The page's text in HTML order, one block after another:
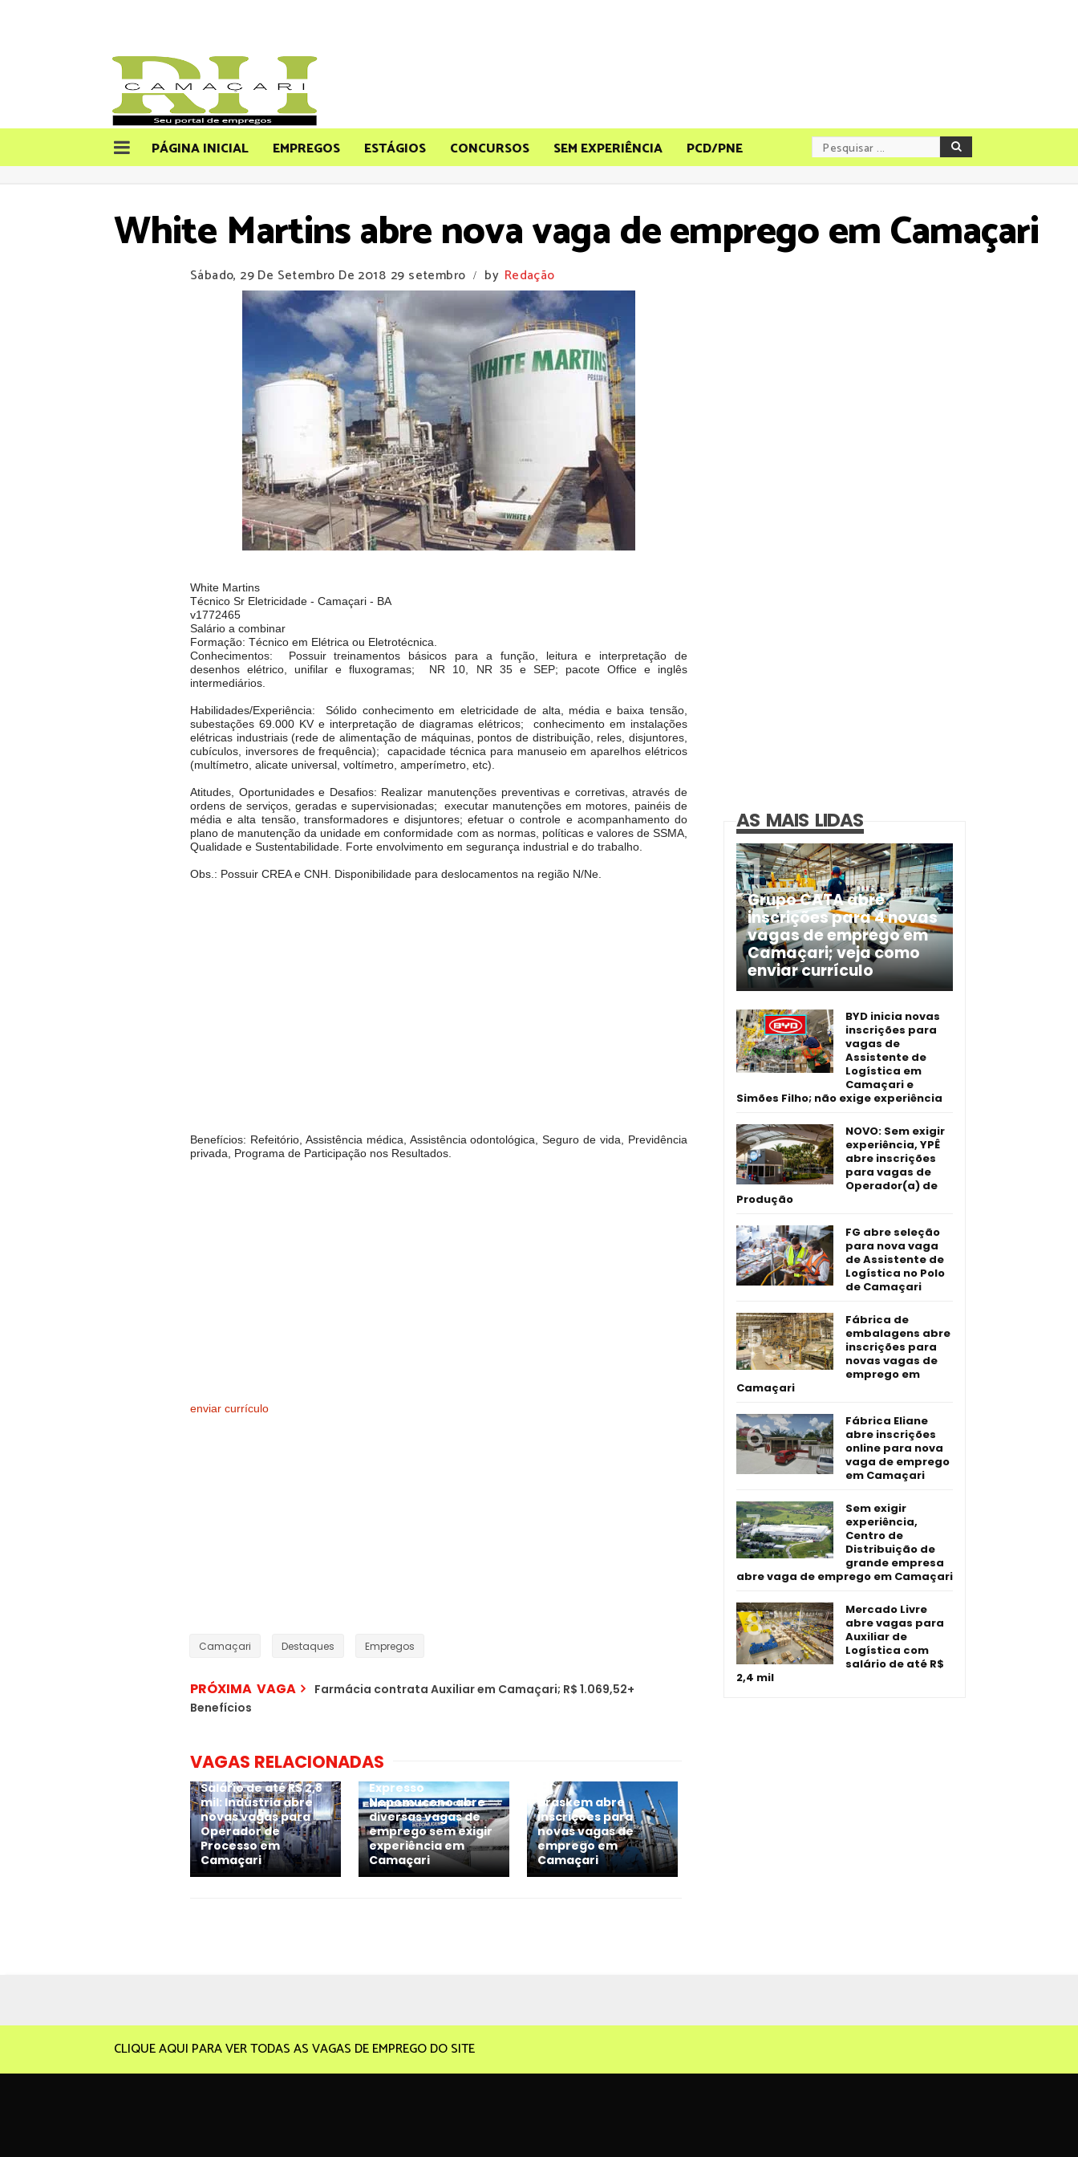
PÁGINA INICIAL EMPREGOS ESTÁGIOS CONCURSOS SEM EXPERIÊNCIA PCD/PNE
White Martins abre nova vaga de emprego em Camaçari
Sábado, 29 De Setembro De 2018 29 setembro / by Redação
White Martins
Técnico Sr Eletricidade - Camaçari - BA
v1772465
Salário a combinar
Formação: Técnico em Elétrica ou Eletrotécnica.
Conhecimentos: Possuir treinamentos básicos para a função, leitura e interpretação de
desenhos elétrico, unifilar e fluxogramas; NR 10, NR 35 e SEP; pacote Office e inglês
intermediários.
Habilidades/Experiência: Sólido conhecimento em eletricidade de alta, média e baixa tensão,
subestações 69.000 KV e interpretação de diagramas elétricos; conhecimento em instalações
elétricas industriais (rede de alimentação de máquinas, pontos de distribuição, reles, disjuntores,
cubículos, inversores de frequência); capacidade técnica para manuseio em aparelhos elétricos
(multímetro, alicate universal, voltímetro, amperímetro, etc).
Atitudes, Oportunidades e Desafios: Realizar manutenções preventivas e corretivas, através de
ordens de serviços, geradas e supervisionadas; executar manutenções em motores, painéis de
média e alta tensão, transformadores e disjuntores; efetuar o controle e acompanhamento do
plano de manutenção da unidade em conformidade com as normas, políticas e valores de SSMA,
Qualidade e Sustentabilidade. Forte envolvimento em segurança industrial e do trabalho.
Obs.: Possuir CREA e CNH. Disponibilidade para deslocamentos na região N/Ne.
Benefícios: Refeitório, Assistência médica, Assistência odontológica, Seguro de vida, Previdência
privada, Programa de Participação nos Resultados.
enviar currículo
Camaçari Destaques Empregos
PRÓXIMA VAGA
Farmácia contrata Auxiliar em Camaçari; R$ 1.069,52+
Benefícios
VAGAS RELACIONADAS
Salário de até R$ 2,8
mil: Indústria abre
novas vagas para
Operador de
Processo em
Camaçari
Expresso
Nepomuceno abre
diversas vagas de
emprego sem exigir
experiência em
Camaçari
Braskem abre
inscrições para
novas vagas de
emprego em
Camaçari
AS MAIS LIDAS
Grupo CATA abre
inscrições para 4 novas
vagas de emprego em
Camaçari; veja como
enviar currículo
BYD inicia novas
inscrições para
vagas de
Assistente de
Logística em
Camaçari e
Simões Filho; não exige experiência
NOVO: Sem exigir
experiência, YPÊ
abre inscrições
para vagas de
Operador(a) de
Produção
FG abre seleção
para nova vaga
de Assistente de
Logística no Polo
de Camaçari
Fábrica de
embalagens abre
inscrições para
novas vagas de
emprego em
Camaçari
Fábrica Eliane
abre inscrições
online para nova
vaga de emprego
em Camaçari
Sem exigir
experiência,
Centro de
Distribuição de
grande empresa
abre vaga de emprego em Camaçari
Mercado Livre
abre vagas para
Auxiliar de
Logística com
salário de até R$
2,4 mil
CLIQUE AQUI PARA VER TODAS AS VAGAS DE EMPREGO DO SITE